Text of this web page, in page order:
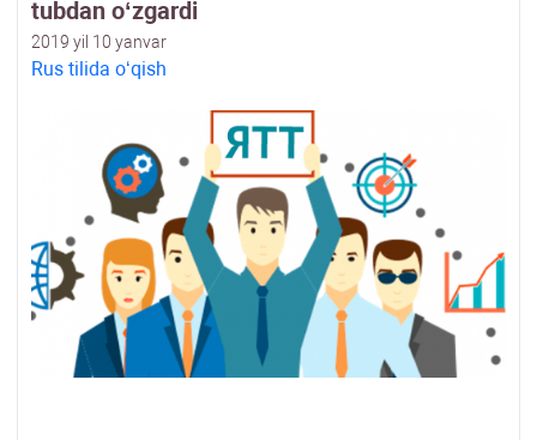
tubdan oʻzgardi
2019 yil 10 yanvar
Rus tilida oʻqish